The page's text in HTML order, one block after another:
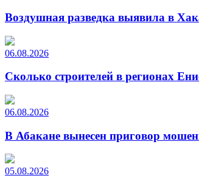
Воздушная разведка выявила в
06.08.2026
Сколько строителей в регионах
06.08.2026
В Абакане вынесен приговор
05.08.2026